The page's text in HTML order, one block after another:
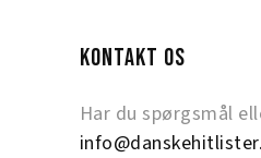
KONTAKT OS
Har du spørgsmål